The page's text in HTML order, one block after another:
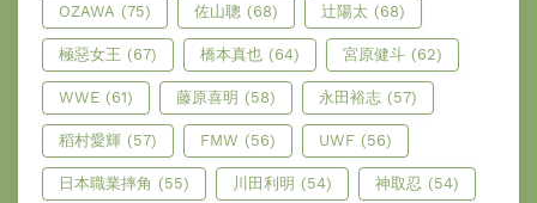
OZAWA (75) 佐山聰 (68) 辻陽太 (68)
極惡女王 (67) 橋本真也 (64) 宮原健斗 (62)
WWE (61) 藤原喜明 (58) 永田裕志 (57)
稻村愛輝 (57) FMW (56) UWF (56)
日本職業摔角 (55) 川田利明 (54) 神取忍 (54)